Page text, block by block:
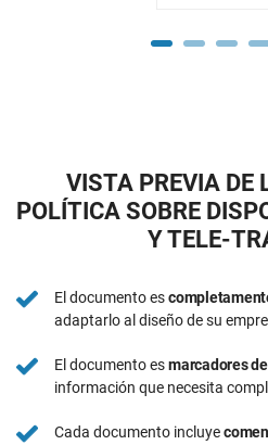
VISTA PREVIA DE
POLÍTICA SOBRE
Y TELE-
El documento es
adaptarlo al diseño de su
El documento esmarcadores
información que necesita
Cada documento incluye